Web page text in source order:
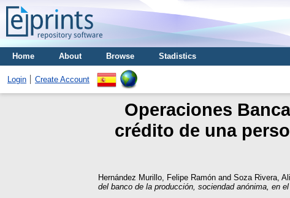
Home About Browse Stadistics
Login Create Account
Operaciones
crédito de una
Hernández Murillo, Felipe Ramón and Soza Rivera,
del banco de la producción, sociendad anónima, en el